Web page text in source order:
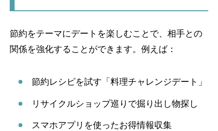
節約をテーマにデートを楽しむことで、相手との
関係を強化することができます。例えば：
節約レシピを試す「料理チャレンジデート」
リサイクルショップ巡りで掘り出し物探し
スマホアプリを使ったお得情報収集